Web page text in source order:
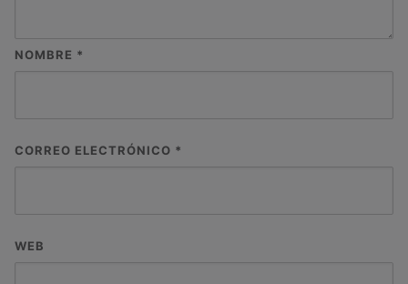
NOMBRE *
CORREO ELECTRÓNICO *
WEB